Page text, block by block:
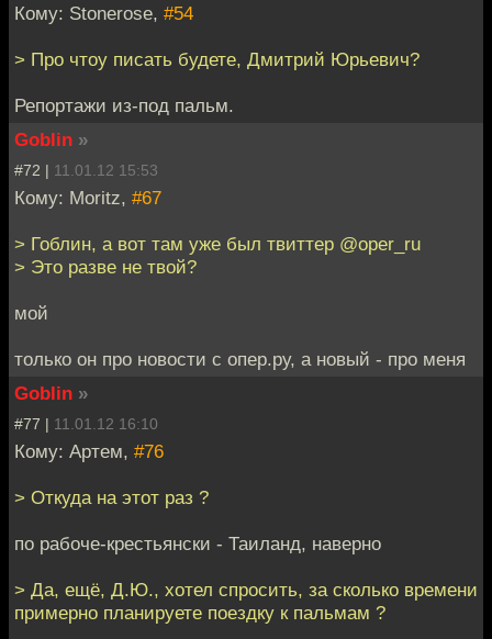
Кому: Stonerose, #54
> Про чтоу писать будете, Дмитрий Юрьевич?
Репортажи из-под пальм.
Goblin »
#72 | 11.01.12 15:53
Кому: Moritz, #67
> Гоблин, а вот там уже был твиттер @oper_ru
> Это разве не твой?
мой
только он про новости с опер.ру, а новый - про меня
Goblin »
#77 | 11.01.12 16:10
Кому: Артем, #76
> Откуда на этот раз ?
по рабоче-крестьянски - Таиланд, наверно
> Да, ещё, Д.Ю., хотел спросить, за сколько времени
примерно планируете поездку к пальмам ?